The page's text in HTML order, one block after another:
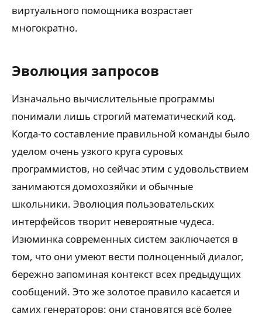
виртуального помощника возрастает
многократно.
Эволюция запросов
Изначально вычислительные программы
понимали лишь строгий математический код.
Когда-то составление правильной команды было
уделом очень узкого круга суровых
программистов, но сейчас этим с удовольствием
занимаются домохозяйки и обычные
школьники. Эволюция пользовательских
интерфейсов творит невероятные чудеса.
Изюминка современных систем заключается в
том, что они умеют вести полноценный диалог,
бережно запоминая контекст всех предыдущих
сообщений. Это же золотое правило касается и
самих генераторов: они становятся всё более